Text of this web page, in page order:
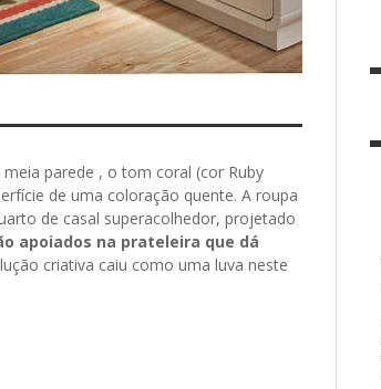
parede , o tom coral (cor Ruby
de uma coloração quente. A roupa
de casal superacolhedor, projetado
apoiados na prateleira que dá
criativa caiu como uma luva neste